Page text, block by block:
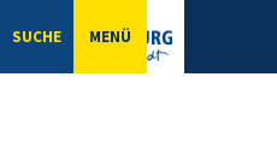
SUCHE MENÜ